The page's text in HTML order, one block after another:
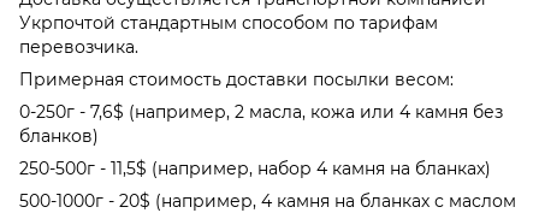
Укрпочтой стандартным способом по тарифам
перевозчика.
Примерная стоимость доставки посылки весом:
0-250г - 7,6$ (например, 2 масла, кожа или 4 камня без
бланков)
250-500г - 11,5$ (например, набор 4 камня на бланках)
500-1000г - 20$ (например, 4 камня на бланках с маслом